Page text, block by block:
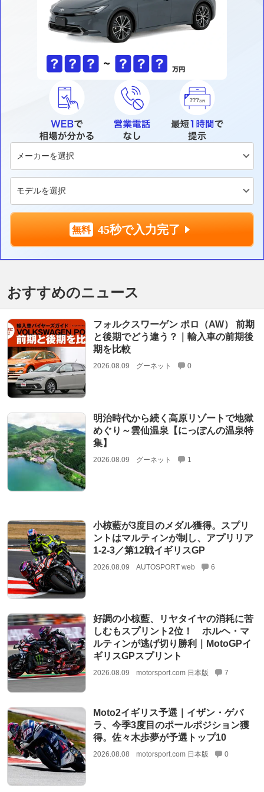
45秒で入力完了
おすすめのニュース
フォルクスワーゲン ポロ（AW） 前期
と後期でどう違う？｜輸入車の前期後
期を比較
2026.08.09 グーネット 0
明治時代から続く高原リゾートで地獄
めぐり～雲仙温泉【にっぽんの温泉特
集】
2026.08.09 グーネット 1
小椋藍が3度目のメダル獲得。スプリ
ントはマルティンが制し、アプリリア
1-2-3／第12戦イギリスGP
2026.08.09 AUTOSPORT web 6
好調の小椋藍、リヤタイヤの消耗に苦
しむもスプリント2位！ ホルヘ・マ
ルティンが逃げ切り勝利｜MotoGPイ
ギリスGPスプリント
2026.08.09 motorsport.com 日本版 7
Moto2イギリス予選｜イザン・ゲバ
ラ、今季3度目のポールポジション獲
得。佐々木歩夢が予選トップ10
2026.08.08 motorsport.com 日本版 0